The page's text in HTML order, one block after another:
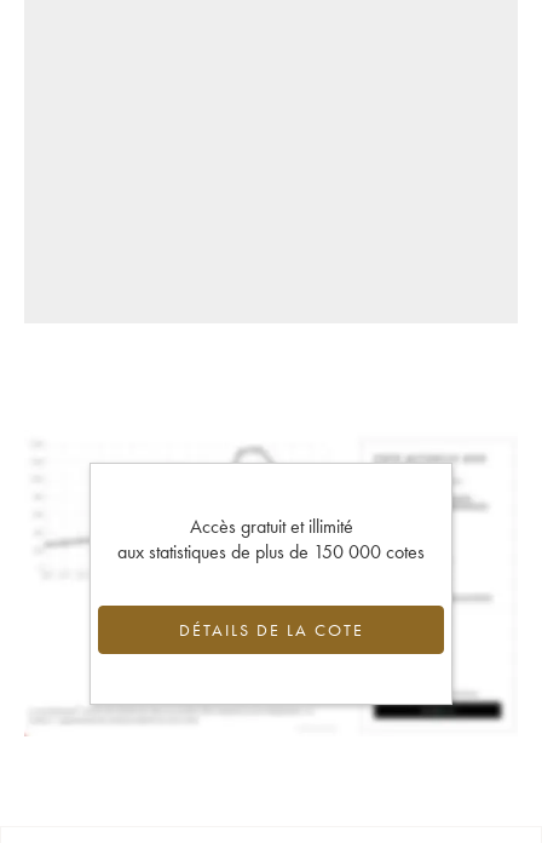
Accès gratuit et illimité
aux statistiques de plus de 150 000 cotes
DÉTAILS DE LA COTE